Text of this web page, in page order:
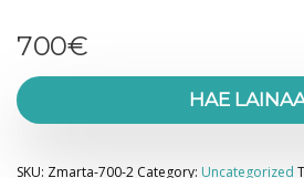
700€
HAE
SKU: Zmarta-700-2 Category: Uncategorized